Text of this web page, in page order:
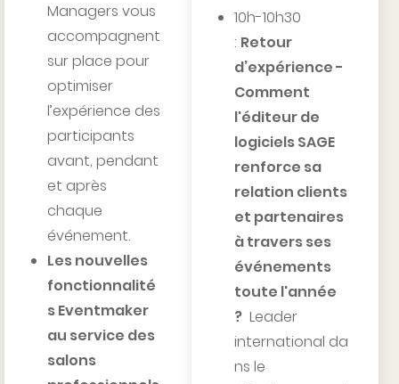
Managers vous
accompagnent
sur place pour
optimiser
l’expérience des
participants
avant, pendant
et après
chaque
événement.
Les nouvelles
fonctionnalité
s Eventmaker
au service des
salons
10h-10h30
: Retour
d’expérience -
Comment
l'éditeur de
logiciels SAGE
renforce sa
relation clients
et partenaires
à travers ses
événements
toute l'année
? Leader
international da
ns le